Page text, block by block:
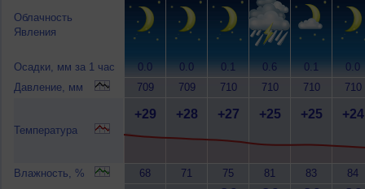
Облачность
Явления
Осадки, мм за 1 час
Давление, мм
Температура
Влажность, %
0.0
709
+29
68
0.0
709
+28
71
0.1
710
+27
75
0.6
710
+25
81
0.1
710
+25
83
0.0
710
+24
84